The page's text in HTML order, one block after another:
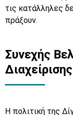
τις κατάλληλες
πράξουν.
Συνεχής
Η πολιτική της